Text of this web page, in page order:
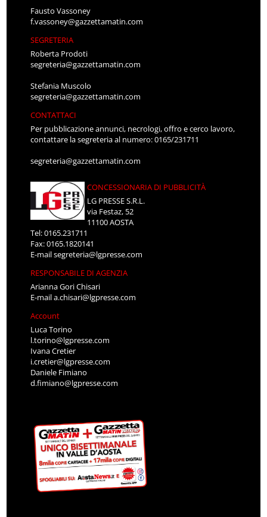
Fausto Vassoney
f.vassoney@gazzettamatin.com
SEGRETERIA
Roberta Prodoti
segreteria@gazzettamatin.com
Stefania Muscolo
segreteria@gazzettamatin.com
CONTATTACI
Per pubblicazione annunci, necrologi, offro e cerco lavoro,
contattare la segreteria al numero: 0165/231711
segreteria@gazzettamatin.com
CONCESSIONARIA DI PUBBLICITÀ
LG PRESSE S.R.L.
via Festaz, 52
11100 AOSTA
Tel: 0165.231711
Fax: 0165.1820141
E-mailsegreteria@lgpresse.com
RESPONSABILE DI AGENZIA
Arianna Gori Chisari
E-maila.chisari@lgpresse.com
Account
Luca Torino
l.torino@lgpresse.com
Ivana Cretier
i.cretier@lgpresse.com
Daniele Fimiano
d.fimiano@lgpresse.com